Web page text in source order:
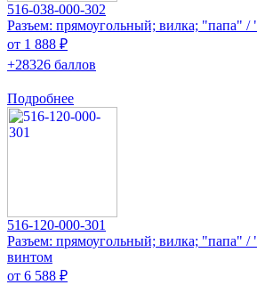
516-038-000-302
Разъем: прямоугольный; вилка; "папа"
от 1 888 ₽
+28326 баллов
Подробнее
516-120-000-301
Разъем: прямоугольный; вилка; "папа"
винтом
от 6 588 ₽